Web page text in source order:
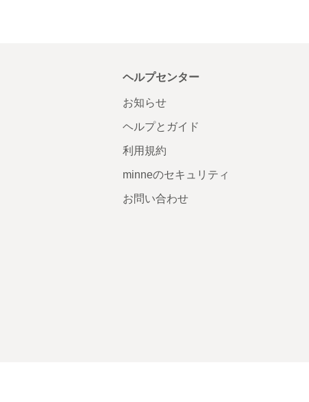
ヘルプセンター
お知らせ
ヘルプとガイド
利用規約
minneのセキュリティ
お問い合わせ